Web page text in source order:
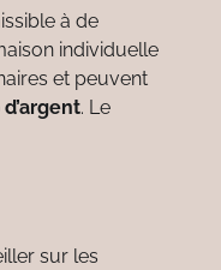
à de
individuelle
et peuvent
. Le
sur les